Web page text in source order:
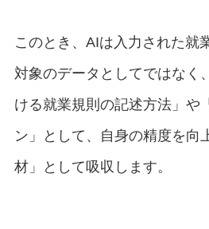
このとき、AIは入力された就
対象のデータとしてではなく
ける就業規則の記述方法」や
ン」として、自身の精度を向
材」として吸収します。